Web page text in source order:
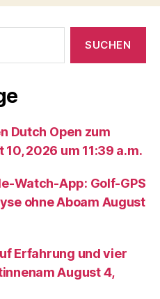
Dutch Open zum
2026 um 11:39 a.m.
Watch-App: Golf-GPS
ohne Aboam August
Erfahrung und vier
August 4,